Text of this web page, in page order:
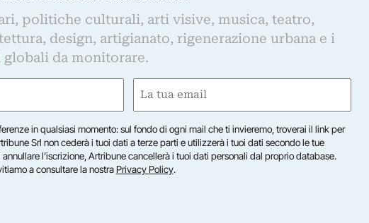
politiche culturali, arti visive, musica, teatro,
design, artigianato, rigenerazione urbana e i
globali da monitorare.
Email
in qualsiasi momento: sul fondo di ogni mail che ti invieremo, troverai il link per
Srl non cederà i tuoi dati a terze parti e utilizzerà i tuoi dati secondo le tue
l’iscrizione, Artribune cancellerà i tuoi dati personali dal proprio database.
a consultare la nostraPrivacy Policy.